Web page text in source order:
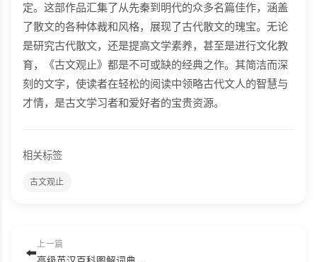
定。这部作品汇集了从先秦到明代的众多名篇佳作，涵盖
了散文的各种体裁和风格，展现了古代散文的瑰宝。无论
是研究古代散文，还是提高文学素养，甚至是进行文化教
育，《古文观止》都是不可或缺的经典之作。其简洁而深
刻的文字，使读者在轻松的阅读中领略古代文人的智慧与
才情，是古文学习者和爱好者的宝贵资源。
相关标签
古文观止
⬅️
上一篇